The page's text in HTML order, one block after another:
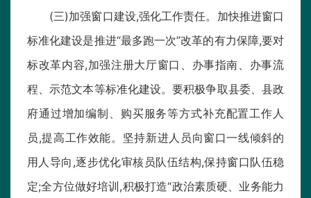
(三)加强窗口建设,强化工作责任。加快推进窗口
标准化建设是推进“最多跑一次”改革的有力保障,要对
标改革内容,加强注册大厅窗口、办事指南、办事流
程、示范文本等标准化建设。要积极争取县委、县政
府通过增加编制、购买服务等方式补充配置工作人
员,提高工作效能。坚持新进人员向窗口一线倾斜的
用人导向,逐步优化审核员队伍结构,保持窗口队伍稳
定;全方位做好培训,积极打造“政治素质硬、业务能力